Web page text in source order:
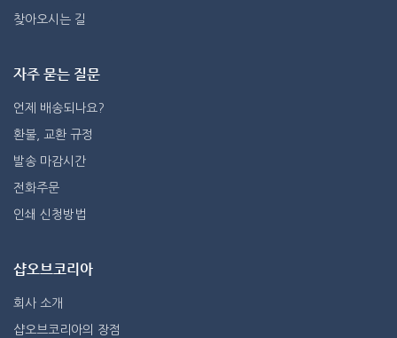
찾아오시는 길
자주 묻는 질문
언제 배송되나요?
환불, 교환 규정
발송 마감시간
전화주문
인쇄 신청방법
샵오브코리아
회사 소개
샵오브코리아의 장점